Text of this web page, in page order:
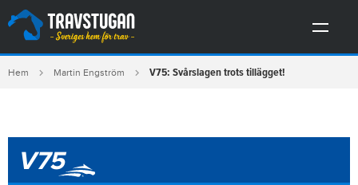
Hem Martin Engström V75: Svårslagen trots tillägget!
V75